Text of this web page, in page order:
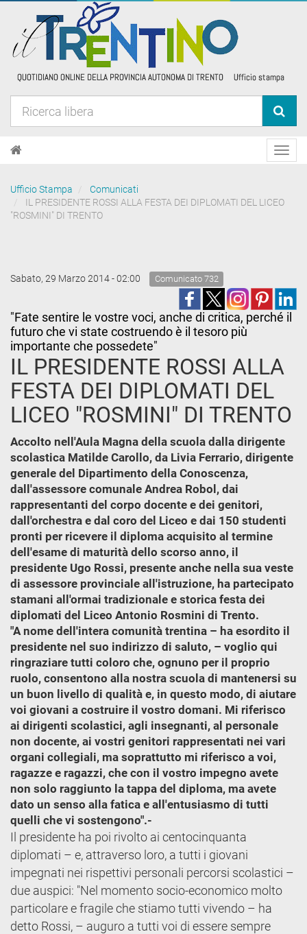
Ufficio Stampa
Comunicati
IL PRESIDENTE ROSSI ALLA FESTA DEI DIPLOMATI DEL LICEO
"ROSMINI" DI TRENTO
Sabato, 29 Marzo 2014 - 02:00 Comunicato 732
"Fate sentire le vostre voci, anche di critica, perché il
futuro che vi state costruendo è il tesoro più
importante che possedete"
IL PRESIDENTE ROSSI ALLA
FESTA DEI DIPLOMATI DEL
LICEO "ROSMINI" DI TRENTO
Accolto nell'Aula Magna della scuola dalla dirigente
scolastica Matilde Carollo, da Livia Ferrario, dirigente
generale del Dipartimento della Conoscenza,
dall'assessore comunale Andrea Robol, dai
rappresentanti del corpo docente e dei genitori,
dall'orchestra e dal coro del Liceo e dai 150 studenti
pronti per ricevere il diploma acquisito al termine
dell'esame di maturità dello scorso anno, il
presidente Ugo Rossi, presente anche nella sua veste
di assessore provinciale all'istruzione, ha partecipato
stamani all'ormai tradizionale e storica festa dei
diplomati del Liceo Antonio Rosmini di Trento.
"A nome dell'intera comunità trentina – ha esordito il
presidente nel suo indirizzo di saluto, – voglio qui
ringraziare tutti coloro che, ognuno per il proprio
ruolo, consentono alla nostra scuola di mantenersi su
un buon livello di qualità e, in questo modo, di aiutare
voi giovani a costruire il vostro domani. Mi riferisco
ai dirigenti scolastici, agli insegnanti, al personale
non docente, ai vostri genitori rappresentati nei vari
organi collegiali, ma soprattutto mi riferisco a voi,
ragazze e ragazzi, che con il vostro impegno avete
non solo raggiunto la tappa del diploma, ma avete
dato un senso alla fatica e all'entusiasmo di tutti
quelli che vi sostengono".-
Il presidente ha poi rivolto ai centocinquanta
diplomati – e, attraverso loro, a tutti i giovani
impegnati nei rispettivi personali percorsi scolastici –
due auspici: "Nel momento socio-economico molto
particolare e fragile che stiamo tutti vivendo – ha
detto Rossi, – auguro a tutti voi di essere sempre